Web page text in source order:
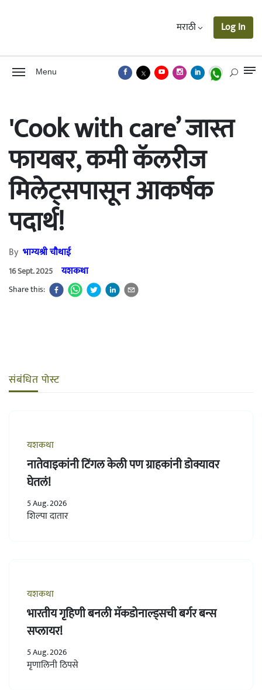
मराठी Log In
Menu
'Cook with care’ जास्त
फायबर, कमी कॅलरीज
मिलेट्सपासून आकर्षक
पदार्थ!
By भाग्यश्री चौथाई
16 Sept. 2025 यशकथा
Share this:
संबंधित पोस्ट
यशकथा
नातेवाइकांनी टिंगल केली पण ग्राहकांनी डोक्यावर
घेतलं!
5 Aug. 2026
शिल्पा दातार
यशकथा
भारतीय गृहिणी बनली मॅकडोनाल्ड्सची बर्गर बन्स
सप्लायर!
5 Aug. 2026
मृणालिनी ठिपसे